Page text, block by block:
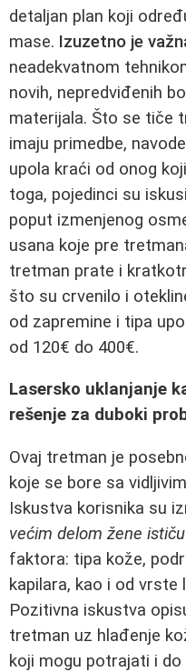
detaljan plan koji
mase. Izuzetno je
neadekvatnom
novih, nepredviđenih
materijala. Što se tiče
imaju primedbe,
upola kraći od onog
toga, pojedinci su
poput izmenjenog
usana koje pre
tretman prate i
što su crvenilo i
od zapremine i tipa
od 120€ do 400€.
Lasersko uklanjanje
rešenje za duboki
Ovaj tretman je
koje se bore sa
Iskustva korisnika su
većim delom žene ističu
faktora: tipa kože,
kapilara, kao i od
Pozitivna iskustva
tretman uz hlađenje
koji mogu potrajati i